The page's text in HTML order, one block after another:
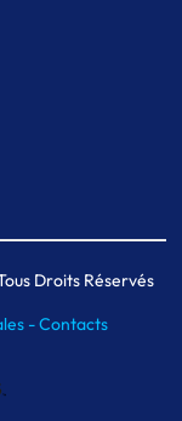
Droits Réservés
-Contacts